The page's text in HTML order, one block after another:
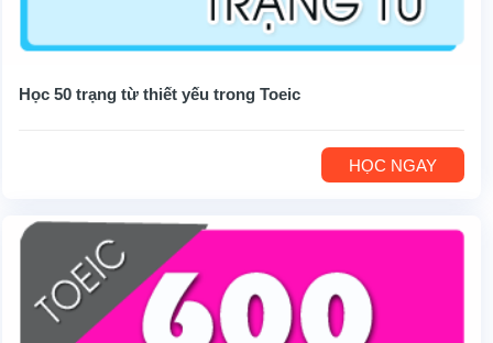
Học 50 trạng từ thiết yếu trong Toeic
HỌC NGAY